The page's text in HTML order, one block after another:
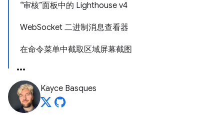
“审核”面板中的 Lighthouse v4
WebSocket 二进制消息查看器
在命令菜单中截取区域屏幕截图
Kayce Basques